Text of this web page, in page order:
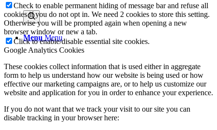
Menu Menu
Check to enable permanent hiding of message bar and refuse all
cookies if you do not opt in. We need 2 cookies to store this setting.
Otherwise you will be prompted again when opening a new
browser window or new a tab.
Click to enable/disable essential site cookies.
Google Analytics Cookies
These cookies collect information that is used either in aggregate
form to help us understand how our website is being used or how
effective our marketing campaigns are, or to help us customize our
website and application for you in order to enhance your experience.
If you do not want that we track your visit to our site you can
disable tracking in your browser here: